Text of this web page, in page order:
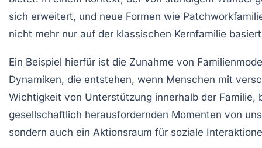
sich erweitert, und neue Formen wie
nicht mehr nur auf der klassischen Kernfamilie
Ein Beispiel hierfür ist die Zunahme von
Dynamiken, die entstehen, wenn Menschen mit
Wichtigkeit von Unterstützung innerhalb der Familie,
gesellschaftlich herausfordernden Momenten von
sondern auch ein Aktionsraum für soziale